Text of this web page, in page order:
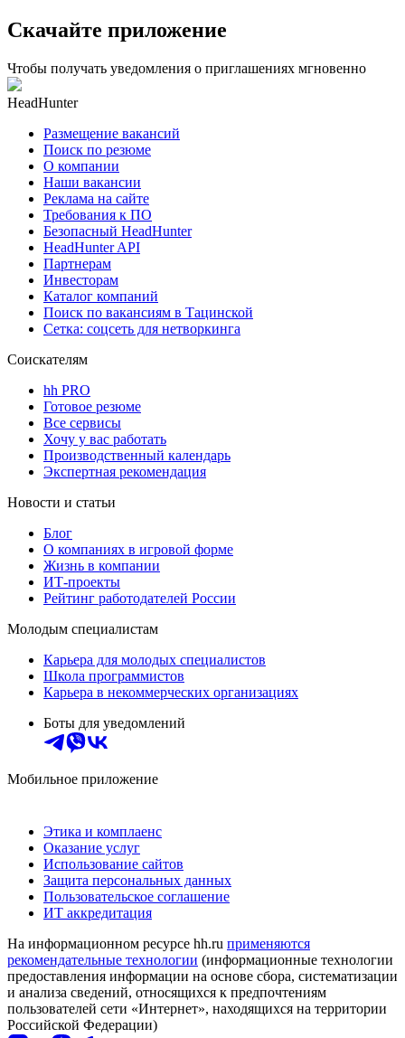
Скачайте приложение
Чтобы получать уведомления о приглашениях мгновенно
HeadHunter
Размещение вакансий
Поиск по резюме
О компании
Наши вакансии
Реклама на сайте
Требования к ПО
Безопасный HeadHunter
HeadHunter API
Партнерам
Инвесторам
Каталог компаний
Поиск по вакансиям в Тацинской
Сетка: соцсеть для нетворкинга
Соискателям
hh PRO
Готовое резюме
Все сервисы
Хочу у вас работать
Производственный календарь
Экспертная рекомендация
Новости и статьи
Блог
О компаниях в игровой форме
Жизнь в компании
ИТ-проекты
Рейтинг работодателей России
Молодым специалистам
Карьера для молодых специалистов
Школа программистов
Карьера в некоммерческих организациях
Боты для уведомлений
Мобильное приложение
Этика и комплаенс
Оказание услуг
Использование сайтов
Защита персональных данных
Пользовательское соглашение
ИТ аккредитация
На информационном ресурсе hh.ru применяются
рекомендательные технологии (информационные технологии
предоставления информации на основе сбора, систематизации
и анализа сведений, относящихся к предпочтениям
пользователей сети «Интернет», находящихся на территории
Российской Федерации)